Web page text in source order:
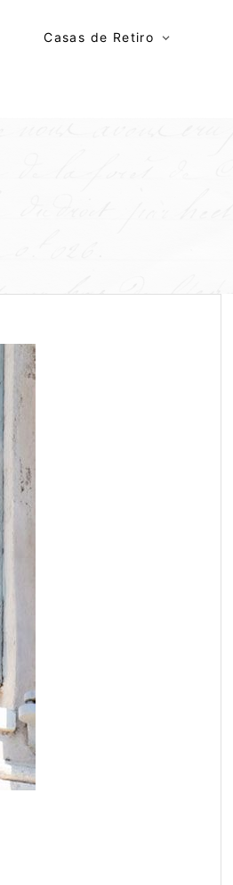
Casas de Retiro